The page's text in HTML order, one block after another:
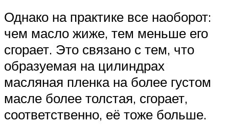
Однако на практике все наоборот:
чем масло жиже, тем меньше его
сгорает. Это связано с тем, что
образуемая на цилиндрах
масляная пленка на более густом
масле более толстая, сгорает,
соответственно, её тоже больше.